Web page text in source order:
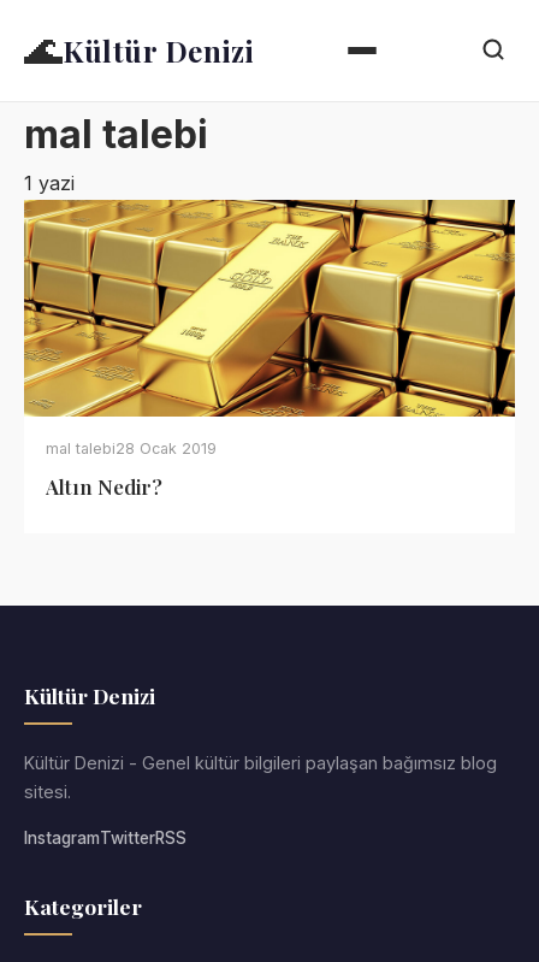
🌊Kültür Denizi
mal talebi
1 yazi
mal talebi28 Ocak 2019
Altın Nedir?
Kültür Denizi
Kültür Denizi - Genel kültür bilgileri paylaşan bağımsız blog
sitesi.
InstagramTwitterRSS
Kategoriler